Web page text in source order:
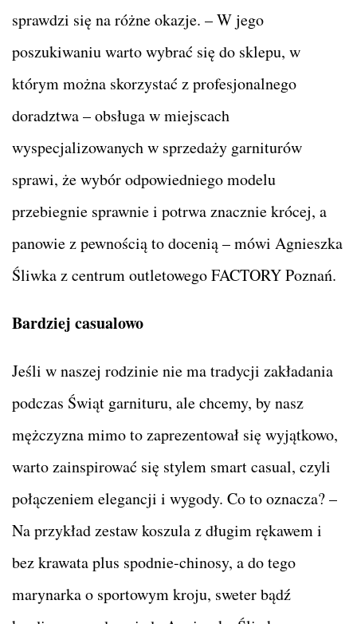
sprawdzi się na różne okazje. – W jego
poszukiwaniu warto wybrać się do sklepu, w
którym można skorzystać z profesjonalnego
doradztwa – obsługa w miejscach
wyspecjalizowanych w sprzedaży garniturów
sprawi, że wybór odpowiedniego modelu
przebiegnie sprawnie i potrwa znacznie krócej, a
panowie z pewnością to docenią – mówi Agnieszka
Śliwka z centrum outletowego FACTORY Poznań.
Bardziej casualowo
Jeśli w naszej rodzinie nie ma tradycji zakładania
podczas Świąt garnituru, ale chcemy, by nasz
mężczyzna mimo to zaprezentował się wyjątkowo,
warto zainspirować się stylem smart casual, czyli
połączeniem elegancji i wygody. Co to oznacza? –
Na przykład zestaw koszula z długim rękawem i
bez krawata plus spodnie-chinosy, a do tego
marynarka o sportowym kroju, sweter bądź